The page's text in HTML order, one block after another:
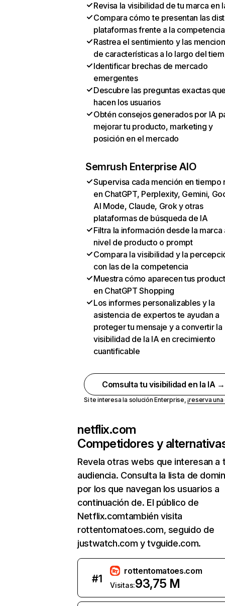
Revisa la visibilidad de tu marca en
Compara cómo te presentan las
plataformas frente a la competencia
Rastrea el sentimiento y las
de características a lo largo del
Identificar brechas de mercado
emergentes
Descubre las preguntas exactas
hacen los usuarios
Obtén consejos generados por IA
mejorar tu producto, marketing y
posición en el mercado
Semrush Enterprise AIO
Supervisa cada mención en tiempo
en ChatGPT, Perplexity, Gemini,
AI Mode, Claude, Grok y otras
plataformas de búsqueda de IA
Filtra la información desde la marca
nivel de producto o prompt
Compara la visibilidad y la
con las de la competencia
Muestra cómo aparecen tus
en ChatGPT Shopping
Los informes personalizables y la
asistencia de expertos te ayudan a
proteger tu mensaje y a convertir la
visibilidad de la IA en crecimiento
cuantificable
Comsulta tu visibilidad en la IA →
Si te interesa la solución Enterprise,¡reserva
netflix.com
Competidores y
Revela otras webs que interesan a
audiencia. Consulta la lista de
por los que navegan los usuarios a
continuación de. El público de
Netflix.comtambién visita
rottentomatoes.com, seguido de
justwatch.com y tvguide.com.
#1
rottentomatoes.com
Visitas:93,75 M